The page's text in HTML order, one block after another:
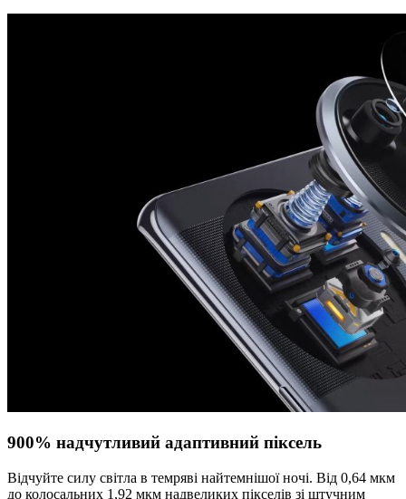
900% надчутливий адаптивний піксель
Відчуйте силу світла в темряві найтемнішої ночі. Від 0,64 мкм
до колосальних 1,92 мкм надвеликих пікселів зі штучним